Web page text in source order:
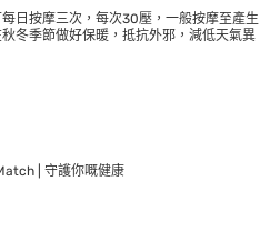
日按摩三次，每次30壓，一般按摩至產生
冬季節做好保暖，抵抗外邪，減低天氣異
| 守護你嘅健康